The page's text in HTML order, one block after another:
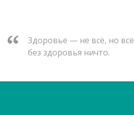
Здоровье — не всё, но всё
без здоровья ничто.